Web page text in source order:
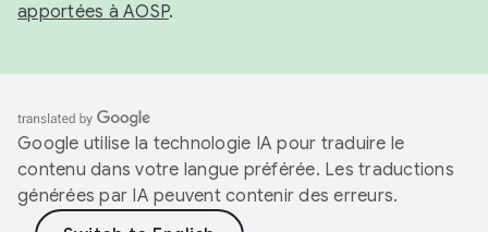
apportées à AOSP.
Google utilise la technologie IA pour traduire le
contenu dans votre langue préférée. Les traductions
générées par IA peuvent contenir des erreurs.